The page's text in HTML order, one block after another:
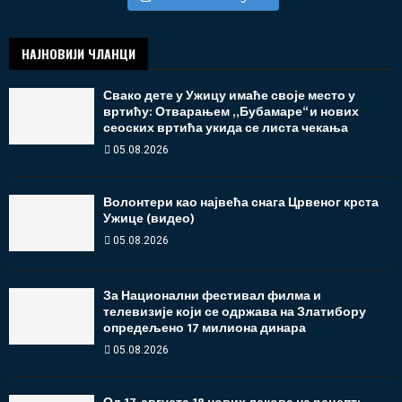
НАЈНОВИЈИ ЧЛАНЦИ
Свако дете у Ужицу имаће своје место у
вртићу: Отварањем „Бубамаре“ и нових
сеоских вртића укида се листа чекања
05.08.2026
Волонтери као највећа снага Црвеног крста
Ужице (видео)
05.08.2026
За Национални фестивал филма и
телевизије који се одржава на Златибору
опредељено 17 милиона динара
05.08.2026